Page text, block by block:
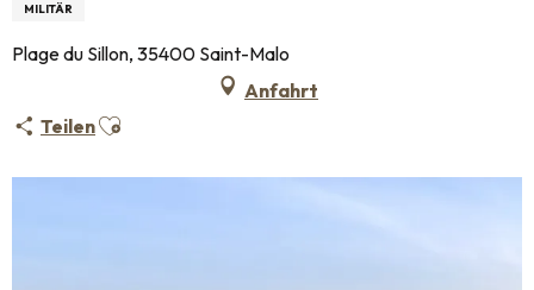
MILITÄR
Plage du Sillon, 35400 Saint-Malo
Anfahrt
TeilenAjouter aux favoris